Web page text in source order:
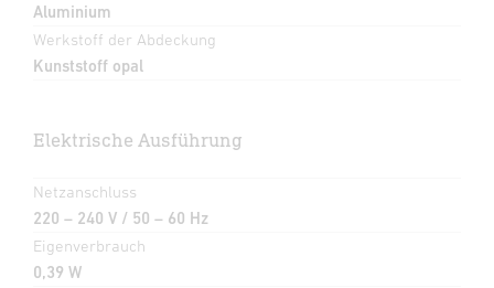
Aluminium
Werkstoff der Abdeckung
Kunststoff opal
Elektrische Ausführung
Netzanschluss
220 – 240 V / 50 – 60 Hz
Eigenverbrauch
0,39 W